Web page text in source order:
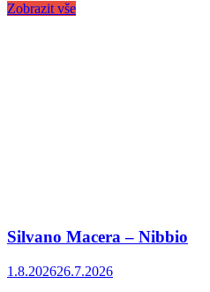
Zobrazit vše
Silvano Macera – Nibbio
1.8.202626.7.2026